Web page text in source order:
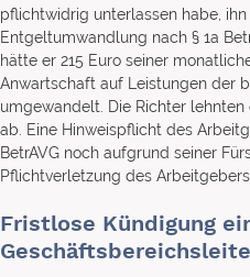
pflichtwidrig unterlassen habe,
Entgeltumwandlung nach § 1a
hätte er 215 Euro seiner
Anwartschaft auf Leistungen der
umgewandelt. Die Richter
ab. Eine Hinweispflicht des
BetrAVG noch aufgrund seiner
Pflichtverletzung des Arbeitgebers
Fristlose Kündigung